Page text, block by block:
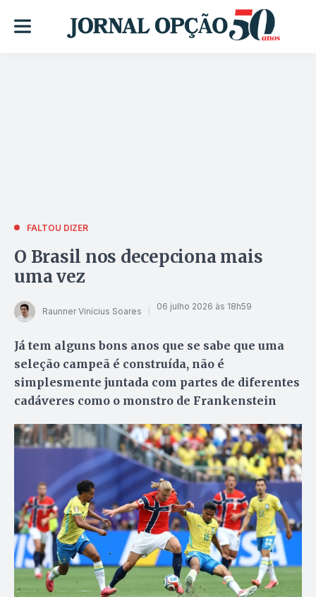
FALTOU DIZER
O Brasil nos decepciona mais
uma vez
Raunner Vinícius Soares 06 julho 2026 às 18h59
Já tem alguns bons anos que se sabe que uma
seleção campeã é construída, não é
simplesmente juntada com partes de diferentes
cadáveres como o monstro de Frankenstein